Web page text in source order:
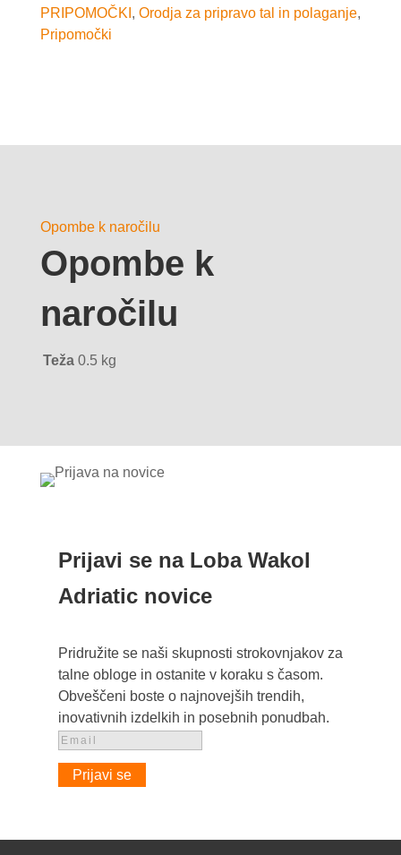
PRIPOMOČKI , Orodja za pripravo tal in polaganje,
Pripomočki
Opombe k naročilu
Opombe k
naročilu
Teža 0.5 kg
Prijavi se na Loba Wakol
Adriatic novice
Pridružite se naši skupnosti strokovnjakov za
talne obloge in ostanite v koraku s časom.
Obveščeni boste o najnovejših trendih,
inovativnih izdelkih in posebnih ponudbah.
Prijavi se